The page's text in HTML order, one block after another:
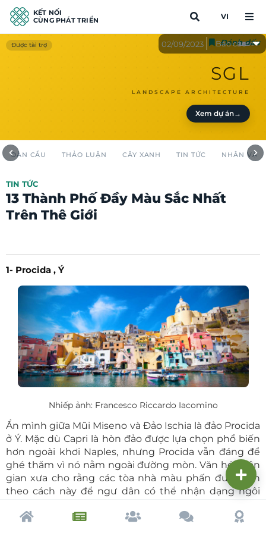
KẾT NỐI
CÙNG PHÁT TRIỂN
VI
Được tài trợ
SGL
LANDSCAPE ARCHITECTURE
Xem dự án→
TOÀN CẦU THẢO LUẬN CÂY XANH TIN TỨC NHÂN VẬT
Đánh dấu
TIN TỨC
13 Thành Phố Đầy Màu Sắc Nhất
Trên Thê Giới
02/09/2023 Báo cáo
1- Procida , Ý
Nhiếp ảnh: Francesco Riccardo Iacomino
Ẩn mình giữa Mũi Miseno và Đảo Ischia là đảo Procida
ở Ý. Mặc dù Capri là hòn đảo được lựa chọn phổ biến
hơn ngoài khơi Naples, nhưng Procida vẫn đáng để
ghé thăm vì nó nằm ngoài đường mòn. Văn hóa dân
gian xưa cho rằng các tòa nhà màu phấn được sơn
theo cách này để ngư dân có thể nhận dạng ngôi
Copenhagen
Trang chủ Tạp chí Cộng đồng Cố vấn Dấu